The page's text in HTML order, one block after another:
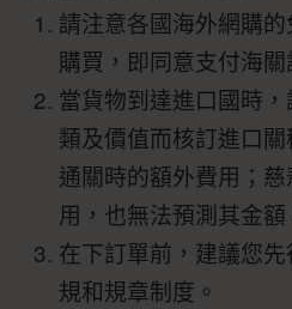
請注意各國海外網購
購買，即同意支付海關
當貨物到達進口國時
類及價值而核訂進口
通關時的額外費用；
用，也無法預測其金額
在下訂單前，建議您
規和規章制度。